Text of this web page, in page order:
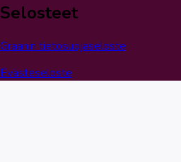
Selosteet
Graanin tietosuojaseloste
Evästeseloste